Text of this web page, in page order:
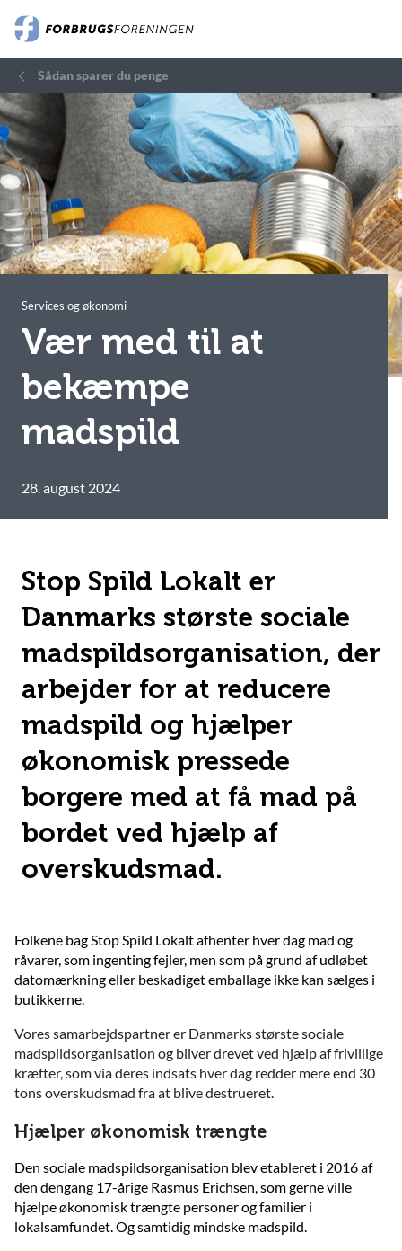
Sådan sparer du penge
Services og økonomi
Vær med til at
bekæmpe
madspild
28. august 2024
Stop Spild Lokalt er
Danmarks største sociale
madspildsorganisation, der
arbejder for at reducere
madspild og hjælper
økonomisk pressede
borgere med at få mad på
bordet ved hjælp af
overskudsmad.
Folkene bag Stop Spild Lokalt afhenter hver dag mad og
råvarer, som ingenting fejler, men som på grund af udløbet
datomærkning eller beskadiget emballage ikke kan sælges i
butikkerne.
Vores samarbejdspartner er Danmarks største sociale
madspildsorganisation og bliver drevet ved hjælp af frivillige
kræfter, som via deres indsats hver dag redder mere end 30
tons overskudsmad fra at blive destrueret.
Hjælper økonomisk trængte
Den sociale madspildsorganisation blev etableret i 2016 af
den dengang 17-årige Rasmus Erichsen, som gerne ville
hjælpe økonomisk trængte personer og familier i
lokalsamfundet. Og samtidig mindske madspild.